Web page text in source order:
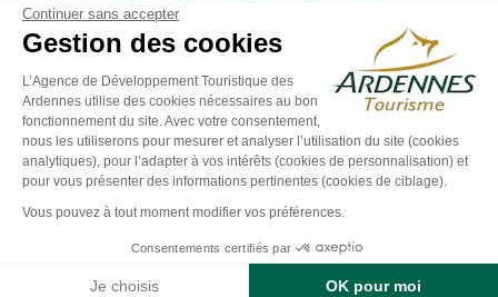
Contact
Suivez-nous sur Facebook
ESPACE GROUPES ESPACE PRESSE ESPACE PRO
Plan du site-Politique de confidentialité -Mentions légales -
Éditer mes cookies - Made with byIRIS Interactive
conditions d'utilisation de Google s'appliquent.
Continuer sans accepter
Gestion des cookies
L’Agence de Développement Touristique des
Ardennes utilise des cookies nécessaires au bon
fonctionnement du site. Avec votre consentement,
nous les utiliserons pour mesurer et analyser l’utilisation du site (cookies
analytiques), pour l’adapter à vos intérêts (cookies de personnalisation) et
pour vous présenter des informations pertinentes (cookies de ciblage).
Vous pouvez à tout moment modifier vos préférences.
Consentements certifiés par
Je choisis OK pour moi